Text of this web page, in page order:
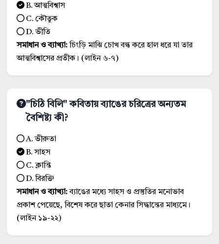
B. আত্মবিশ্বাস
C. কৌতুক
D. ভীতি
সমাধান ও ব্যাখ্যা:চিংড়ি মাঝি চোখ বন্ধ করে হাল ধরে যা তার
আত্মবিশ্বাসের প্রতীক। (লাইন ৬-৭)
"চিঠি বিলি" কবিতায় ব্যাঙের চরিত্রের অন্যতম
বৈশিষ্ট্য কী?
A. ভীরুতা
B. সাহস
C. ক্লান্তি
D. বিরক্তি
সমাধান ও ব্যাখ্যা:ব্যাঙের মধ্যে সাহস ও প্রস্তুতির মনোভাব
প্রকাশ পেয়েছে, বিশেষ করে ছাতা কেনার সিদ্ধান্তের মাধ্যমে।
(লাইন ১৯-২২)